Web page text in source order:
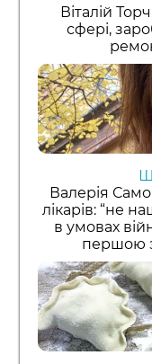
Віталій
сфері,
Валерія
лікарів: “не
в умовах
першою